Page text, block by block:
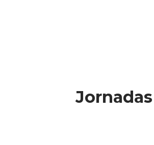
Jornadas